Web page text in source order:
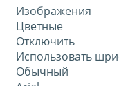
Изображения
Цветные
Отключить
Использовать
Обычный